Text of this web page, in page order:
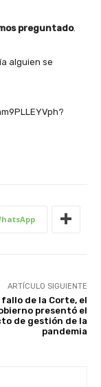
preguntado.
alguien se
ARTÍCULO SIGUIENTE
fallo de la Corte, el
presentó el
de gestión de la
pandemia